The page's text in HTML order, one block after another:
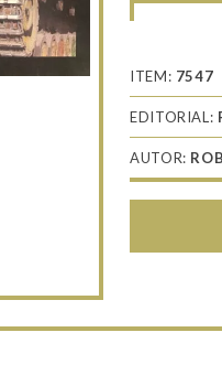
cantidad
ITEM: 7547
EDITORIAL:
AUTOR: